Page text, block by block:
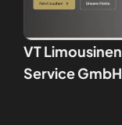
VT Limousinen
Service GmbH